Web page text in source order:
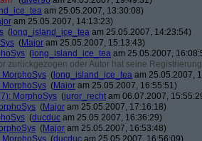
am 25.05.2007, 13:30:08)
am 25.05.2007, 14:13:23)
( long_island_ice_tea am 25.05.2007, 14:23:54)
(Major am 25.05.2007, 15:13:43)
( long_island_ice_tea am 25.05.2007,
zurückgezogen oder Autor hat seine
MorphoSys ( long_island_ice_tea am 25.05.2007,
MorphoSys (Major am 25.05.2007, 16:55:51)
MorphoSys (juror_recht am 06.07.2007,
(Major am 25.05.2007, 17:16:18)
(ducduc am 25.05.2007, 16:36:29)
(Major am 25.05.2007, 16:53:48)
MorphoSys (ducduc am 25.05.2007, 16:56:09)